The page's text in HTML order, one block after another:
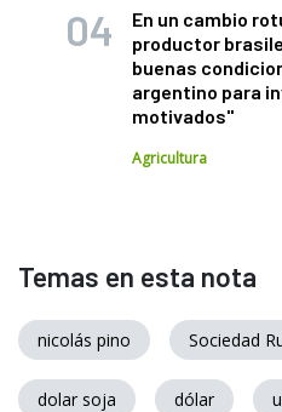
En un cambio
productor
buenas
argentino para
motivados"
Agricultura
Temas en esta nota
nicolás pino Sociedad
dolar soja dólar